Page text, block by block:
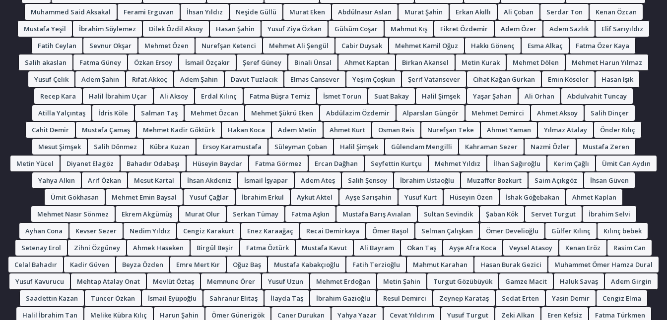
Muhammed Said Aksakal
Ferami Erguvan İhsan Yıldız Neşide Güllü Murat Eken Abdülnasır Aslan Murat Şahin Erkan Akıllı Ali Çoban Serdar Ton
Kenan Özcan
Mustafa Yeşil
İbrahim Söylemez Dilek Özdil Aksoy Hasan Şahin Yusuf Ziya Özkan Gülsüm Coşar Mahmut Kış Fikret Özdemir Adem Özer Adem Sazlık
Elif Sarıyıldız
Fatih Ceylan
Sevnur Okşar Mehmet Özen Nurefşan Ketenci Mehmet Ali Şengül Cabir Duysak Mehmet Kamil Oğuz Hakkı Gönenç Esma Alkaç
Fatma Özer Kaya
Salih akaslan
Fatma Güney Özkan Ersoy İsmail Özçakır Şeref Güney Binali Ünsal Ahmet Kaptan Birkan Akansel Metin Kurak Mehmet Dölen
Mehmet Harun Yılmaz
Yusuf Çelik
Adem Şahin Rıfat Akkoç Adem Şahin Davut Tuzlacık Elmas Cansever Yeşim Çoşkun Şerif Vatansever Cihat Kağan Gürkan Emin Köseler
Hasan Işık
Recep Kara
Halil İbrahim Uçar Ali Aksoy Erdal Kılınç Fatma Büşra Temiz İsmet Torun Suat Bakay Halil Şimşek Yaşar Şahan Ali Orhan
Abdulvahit Tuncay
Atilla Yalçıntaş
İdris Köle Salman Taş Mehmet Özcan Mehmet Şükrü Eken Abdülazim Özdemir Alparslan Güngör Mehmet Demirci Ahmet Aksoy
Salih Dinçer
Cahit Demir
Mustafa Çamaş Mehmet Kadir Göktürk Hakan Koca Adem Metin Ahmet Kurt Osman Reis Nurefşan Teke Ahmet Yaman Yılmaz Atalay
Önder Kılıç
Mesut Şimşek
Salih Dönmez Kübra Kuzan Ersoy Karamustafa Süleyman Çoban Halil Şimşek Gülendam Mengilli Kahraman Sezer Nazmi Özler
Mustafa Zeren
Metin Yücel
Diyanet Elagöz Bahadır Odabaşı Hüseyin Baydar Fatma Görmez Ercan Dağhan Seyfettin Kurtçu Mehmet Yıldız İlhan Sağıroğlu Kerim Çağlı
Ümit Can Aydın
Yahya Alkın
Arif Özkan Mesut Kartal İhsan Akdeniz İsmail İşyapar Adem Ateş Salih Şensoy İbrahim Ustaoğlu Muzaffer Bozkurt Saim Açıkgöz
İhsan Güven
Ümit Gökhasan
Mehmet Emin Baysal Yusuf Çağlar İbrahim Erkul Aykut Aktel Ayşe Sarışahin Yusuf Kurt Hüseyin Özen İshak Göğebakan
Ahmet Kaplan
Mehmet Nasır Sönmez
Ekrem Akgümüş Murat Olur Serkan Tümay Fatma Aşkın Mustafa Barış Avıalan Sultan Sevindik Şaban Kök Servet Turgut
İbrahim Selvi
Ayhan Cona
Kevser Sezer Nedim Yıldız Cengiz Karakurt Enez Karaağaç Recai Demirkaya Ömer Başol Selman Çalışkan Ömer Develioğlu Gülfer Kılınç
Kılınç bebek
Setenay Erol
Zihni Özgüney Ahmek Haseken Birgül Beşir Fatma Öztürk Mustafa Kavut Ali Bayram Okan Taş Ayşe Afra Koca Veysel Atasoy Kenan Eröz
Rasim Can
Celal Bahadır
Kadir Güven Beyza Özden Emre Mert Kır Oğuz Baş Mustafa Kabakçıoğlu Fatih Terzioğlu Mahmut Karahan Hasan Burak Gezici
Muhammet Ömer Hamza Dural
Yusuf Kavurucu
Mehtap Atalay Onat Mevlüt Öztaş Memnune Örer Yusuf Uzun Mehmet Erdoğan Metin Şahin Turgut Gözübüyük Gamze Macit Haluk Savaş
Adem Girgin
Saadettin Kazan
Tuncer Özkan İsmail Eyüpoğlu Sahranur Elitaş İlayda Taş İbrahim Gazioğlu Resul Demirci Zeynep Karataş Sedat Erten Yasin Demir
Cengiz Elma
Halil İbrahim Tan
Melike Kübra Kılıç Harun Şahin Ömer Günerigök Caner Durukan Yahya Yazar Cevat Yıldırım Yusuf Turgut Zeki Alkan Eren Kefsiz
Fatma Türkmen